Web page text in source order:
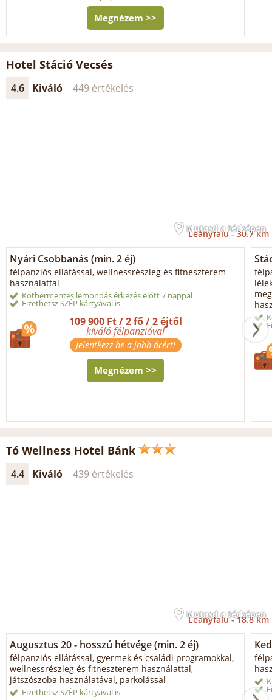
Megnézem >>
Hotel Stáció Vecsés
4.6 Kiváló 449 értékelés
Mutasd a térképen
Leányfalu -30.7 km
Nyári Csobbanás (min. 2 éj)
félpanziós ellátással, wellnessrészleg és fitneszterem
használattal
Kötbérmentes lemondás érkezés előtt 7 nappal
Fizethetsz SZÉP kártyával is
109 900 Ft / 2 fő / 2 éjtől
kiváló félpanzióval
Jelentkezz be a jobb árért!
Megnézem >>
Tó Wellness Hotel Bánk
4.4 Kiváló 439 értékelés
Mutasd a térképen
Leányfalu -18.8 km
Augusztus 20 - hosszú hétvége (min. 2 éj)
félpanziós ellátással, gyermek és családi programokkal,
wellnessrészleg és fitneszterem használattal,
játszószoba használatával, parkolással
Fizethetsz SZÉP kártyával is